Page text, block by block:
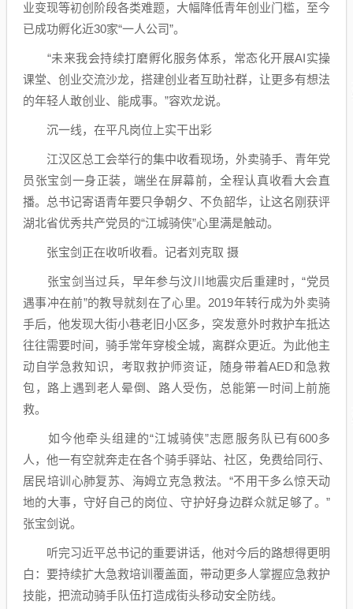
业变现等初创阶段各类难题，大幅降低青年创业门槛，至今
已成功孵化近30家“一人公司”。
“未来我会持续打磨孵化服务体系，常态化开展AI实操
课堂、创业交流沙龙，搭建创业者互助社群，让更多有想法
的年轻人敢创业、能成事。”容欢龙说。
沉一线，在平凡岗位上实干出彩
江汉区总工会举行的集中收看现场，外卖骑手、青年党
员张宝剑一身正装，端坐在屏幕前，全程认真收看大会直
播。总书记寄语青年要只争朝夕、不负韶华，让这名刚获评
湖北省优秀共产党员的“江城骑侠”心里满是触动。
张宝剑正在收听收看。记者刘克取 摄
张宝剑当过兵，早年参与汶川地震灾后重建时，“党员
遇事冲在前”的教导就刻在了心里。2019年转行成为外卖骑
手后，他发现大街小巷老旧小区多，突发意外时救护车抵达
往往需要时间，骑手常年穿梭全城，离群众更近。为此他主
动自学急救知识，考取救护师资证，随身带着AED和急救
包，路上遇到老人晕倒、路人受伤，总能第一时间上前施
救。
如今他牵头组建的“江城骑侠”志愿服务队已有600多
人，他一有空就奔走在各个骑手驿站、社区，免费给同行、
居民培训心肺复苏、海姆立克急救法。“不用干多么惊天动
地的大事，守好自己的岗位、守护好身边群众就足够了。”
张宝剑说。
听完习近平总书记的重要讲话，他对今后的路想得更明
白：要持续扩大急救培训覆盖面，带动更多人掌握应急救护
技能，把流动骑手队伍打造成街头移动安全防线。